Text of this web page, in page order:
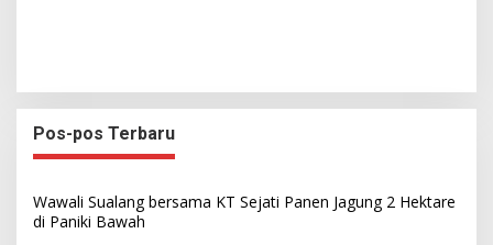
Pos-pos Terbaru
Wawali Sualang bersama KT Sejati Panen Jagung 2 Hektare
di Paniki Bawah